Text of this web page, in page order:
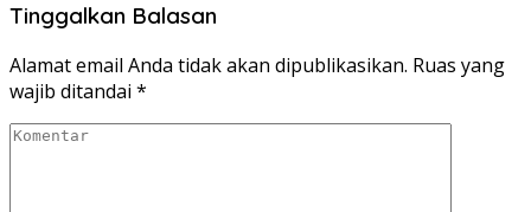
Tinggalkan Balasan
Alamat email Anda tidak akan dipublikasikan. Ruas yang
wajib ditandai *